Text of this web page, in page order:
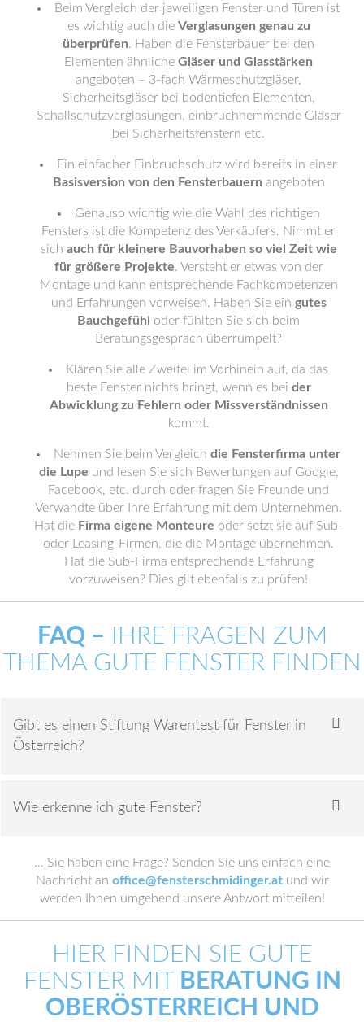
Beim Vergleich der jeweiligen Fenster und Türen ist
es wichtig auch die Verglasungen genau zu
überprüfen. Haben die Fensterbauer bei den
Elementen ähnliche Gläser und Glasstärken
angeboten – 3-fach Wärmeschutzgläser,
Sicherheitsgläser bei bodentiefen Elementen,
Schallschutzverglasungen, einbruchhemmende Gläser
bei Sicherheitsfenstern etc.
Ein einfacher Einbruchschutz wird bereits in einer
Basisversion von den Fensterbauern angeboten
Genauso wichtig wie die Wahl des richtigen
Fensters ist die Kompetenz des Verkäufers. Nimmt er
sich auch für kleinere Bauvorhaben so viel Zeit wie
für größere Projekte. Versteht er etwas von der
Montage und kann entsprechende Fachkompetenzen
und Erfahrungen vorweisen. Haben Sie ein gutes
Bauchgefühl
oder fühlten Sie sich beim
Beratungsgespräch überrumpelt?
Klären Sie alle Zweifel im Vorhinein auf, da das
beste Fenster nichts bringt, wenn es bei der
Abwicklung zu Fehlern oder Missverständnissen
kommt.
Nehmen Sie beim Vergleich die Fensterfirma unter
die Lupe und lesen Sie sich Bewertungen auf Google,
Facebook, etc. durch oder fragen Sie Freunde und
Verwandte über Ihre Erfahrung mit dem Unternehmen.
Hat die Firma eigene Monteure oder setzt sie auf Sub-
oder Leasing-Firmen, die die Montage übernehmen.
Hat die Sub-Firma entsprechende Erfahrung
vorzuweisen? Dies gilt ebenfalls zu prüfen!
FAQ – IHRE FRAGEN ZUM
THEMA GUTE FENSTER FINDEN
Gibt es einen Stiftung Warentest für Fenster in
Österreich?
Wie erkenne ich gute Fenster?
… Sie haben eine Frage? Senden Sie uns einfach eine
Nachricht an office@fensterschmidinger.atund wir
werden Ihnen umgehend unsere Antwort mitteilen!
HIER FINDEN SIE GUTE
FENSTER MIT
BERATUNG IN
OBERÖSTERREICH UND